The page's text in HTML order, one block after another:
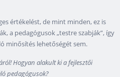
értékelést, de mint minden, ez is
a pedagógusok „testre szabják”, így
minősítés lehetőségét sem.
Hogyan alakult ki a fejlesztői
pedagógusok?